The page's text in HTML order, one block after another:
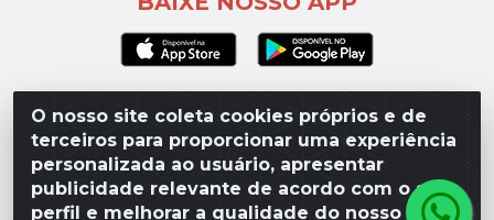
O nosso site coleta cookies próprios e de
terceiros para proporcionar uma experiência
personalizada ao usuário, apresentar
publicidade relevante de acordo com o seu
perfil e melhorar a qualidade do nosso site.
Lívia Distribuidora - Av. Percy Gandini, 329 – Vila
Toninho, São José do Rio Preto / SP - CEP 15077-
000 - CNPJ 49.975.923/0003-10